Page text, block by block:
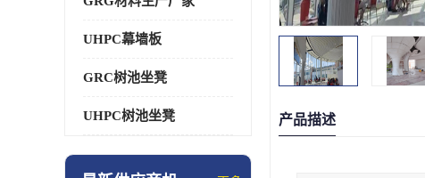
UHPC幕墙板
GRC树池坐凳
UHPC树池坐凳 产品描述